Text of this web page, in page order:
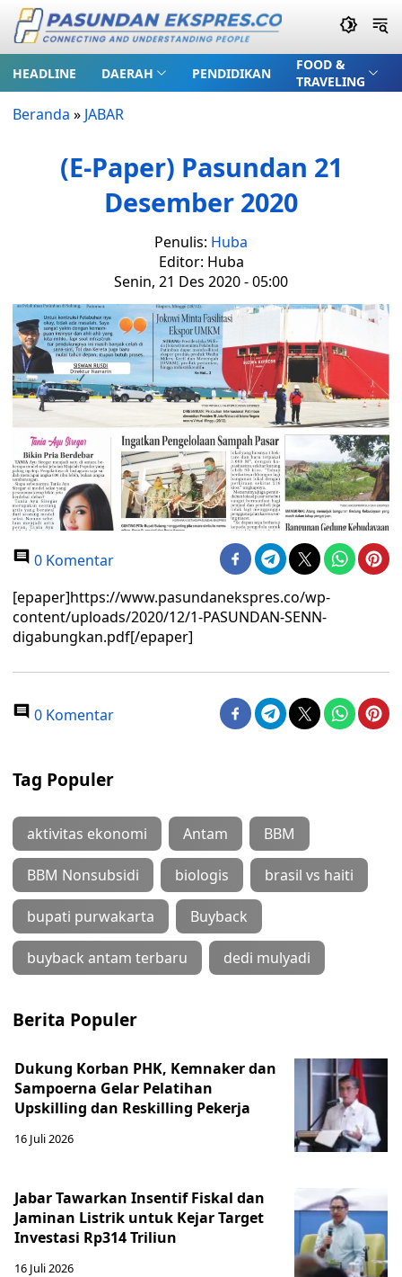
HEADLINE DAERAH PENDIDIKAN
FOOD &
TRAVELING
Beranda » JABAR
(E-Paper) Pasundan 21
Desember 2020
Penulis: Huba
Editor: Huba
Senin, 21 Des 2020 - 05:00
0 Komentar
[epaper]https://www.pasundanekspres.co/wp-
content/uploads/2020/12/1-PASUNDAN-SENN-
digabungkan.pdf[/epaper]
0 Komentar
Tag Populer
aktivitas ekonomi Antam BBM
BBM Nonsubsidi biologis brasil vs haiti
bupati purwakarta Buyback
buyback antam terbaru dedi mulyadi
Berita Populer
Dukung Korban PHK, Kemnaker dan
Sampoerna Gelar Pelatihan
Upskilling dan Reskilling Pekerja
16 Juli 2026
Jabar Tawarkan Insentif Fiskal dan
Jaminan Listrik untuk Kejar Target
Investasi Rp314 Triliun
16 Juli 2026